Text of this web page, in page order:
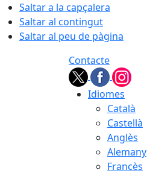
Saltar a la capçalera
Saltar al contingut
Saltar al peu de pàgina
Contacte
Idiomes
Català
Castellà
Anglès
Alemany
Francès